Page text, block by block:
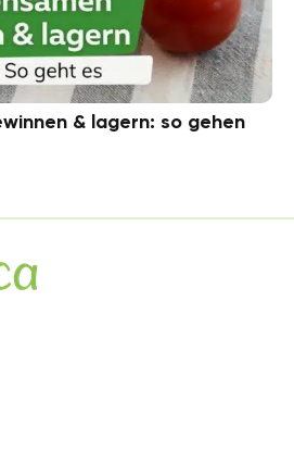
& lagern: so gehen